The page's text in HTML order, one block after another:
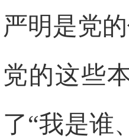
严明是党
党的这些
了“我是谁